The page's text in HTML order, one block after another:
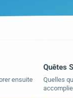
ensuite
Quêtes
Quelles